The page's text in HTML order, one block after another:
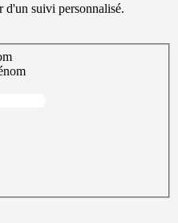
d'un suivi personnalisé.